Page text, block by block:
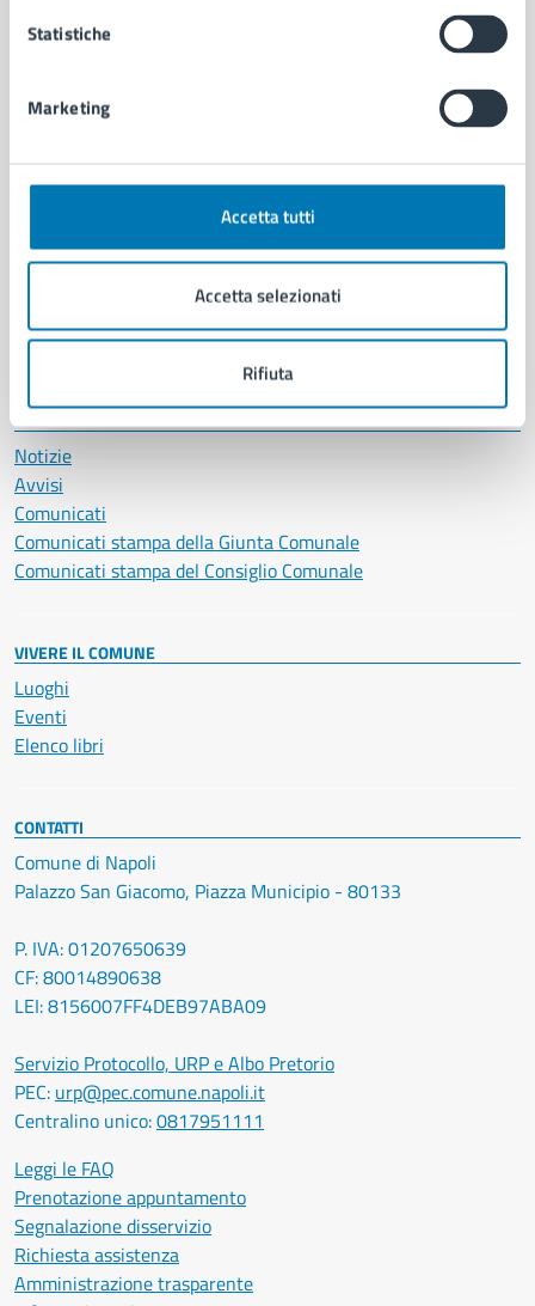
Statistiche
Marketing
Accetta tutti
Accetta selezionati
Rifiuta
Autorizzazioni
Educazione e formazione
Giustizia e sicurezza pubblica
Imprese e commercio
Salute, benessere e assistenza
Vita lavorativa
NOVITÀ
Notizie
Avvisi
Comunicati
Comunicati stampa della Giunta Comunale
Comunicati stampa del Consiglio Comunale
VIVERE IL COMUNE
Luoghi
Eventi
Elenco libri
CONTATTI
Comune di Napoli
Palazzo San Giacomo, Piazza Municipio - 80133
P. IVA: 01207650639
CF: 80014890638
LEI: 8156007FF4DEB97ABA09
Servizio Protocollo, URP e Albo Pretorio
PEC: urp@pec.comune.napoli.it
Centralino unico:0817951111
Leggi le FAQ
Prenotazione appuntamento
Segnalazione disservizio
Richiesta assistenza
Amministrazione trasparente